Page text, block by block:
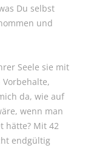
Du selbst
und
Seele sie mit
da, wie auf
wenn man
hätte? Mit 42
endgültig